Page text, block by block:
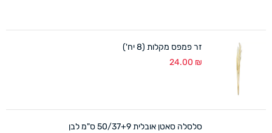
זר פמפס מקלות (8 יח')
24.00 ₪
סלסלה סאטן אובלית 50/37+9 ס"מ לבן